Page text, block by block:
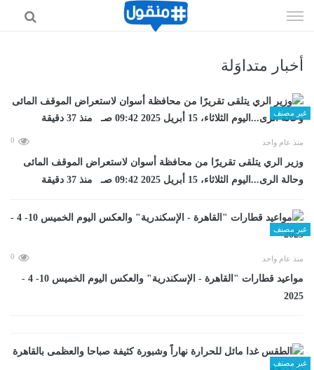
الى
أخبار متداوَلة
غير مصنف
منذ عام واحد 0
وزير الري يتلقى تقريرًا من محافظة أسوان لاستعراض الموقف المائى
وحالة الرى...اليوم الثلاثاء، 15 أبريل 2025 09:42 صـ منذ 37 دقيقة
غير مصنف
منذ عام واحد 0
مواعيد قطارات "القاهرة - الإسكندرية" والعكس اليوم الخميس 10- 4 -
2025
غير مصنف